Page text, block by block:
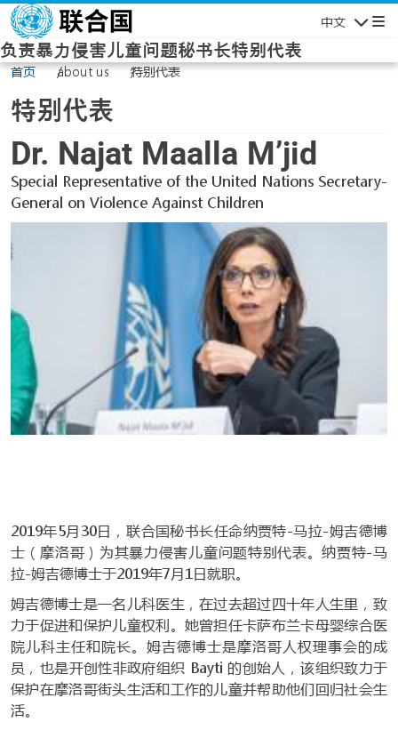
Skip to main content
中文
负责暴力侵害儿童问题秘书长特别代表
首页 about us 特别代表
特别代表
Dr. Najat Maalla M’jid
Special Representative of the United Nations Secretary-
General on Violence Against Children
2019年5月30日，联合国秘书长任命纳贾特-马拉-姆吉德博
士（摩洛哥）为其暴力侵害儿童问题特别代表。纳贾特-马
拉-姆吉德博士于2019年7月1日就职。
姆吉德博士是一名儿科医生，在过去超过四十年人生里，致
力于促进和保护儿童权利。她曾担任卡萨布兰卡母婴综合医
院儿科主任和院长。姆吉德博士是摩洛哥人权理事会的成
员，也是开创性非政府组织 Bayti 的创始人，该组织致力于
保护在摩洛哥街头生活和工作的儿童并帮助他们回归社会生
活。